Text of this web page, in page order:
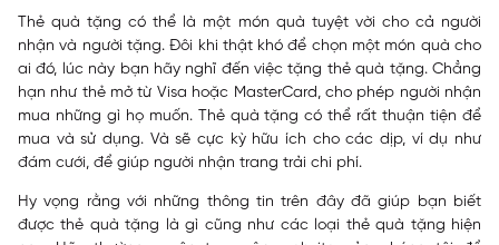
Thẻ quà tặng có thể là một món quà tuyệt vời cho cả người
nhận và người tặng. Đôi khi thật khó để chọn một món quà cho
ai đó, lúc này bạn hãy nghĩ đến việc tặng thẻ quà tặng. Chẳng
hạn như thẻ mở từ Visa hoặc MasterCard, cho phép người nhận
mua những gì họ muốn. Thẻ quà tặng có thể rất thuận tiện để
mua và sử dụng. Và sẽ cực kỳ hữu ích cho các dịp, ví dụ như
đám cưới, để giúp người nhận trang trải chi phí.
Hy vọng rằng với những thông tin trên đây đã giúp bạn biết
được thẻ quà tặng là gì cũng như các loại thẻ quà tặng hiện